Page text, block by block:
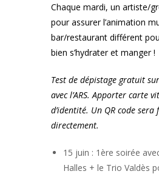
Chaque mardi, un artiste/
pour assurer l’animation
bar/restaurant différent
bien s’hydrater et manger !
Test de dépistage gratuit
avec l’ARS. Apporter carte
d’identité. Un QR code sera
directement.
15 juin : 1ère soirée
Halles + le Trio Valdès